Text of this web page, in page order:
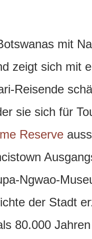
mit
zeigt sich mit
Reisende
sie sich für
Reserve
Ngwao-
der Stadt
80.000